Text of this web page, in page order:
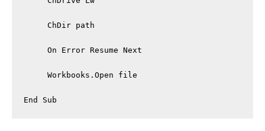
ChDir path
On Error Resume Next
Workbooks.Open file
End Sub